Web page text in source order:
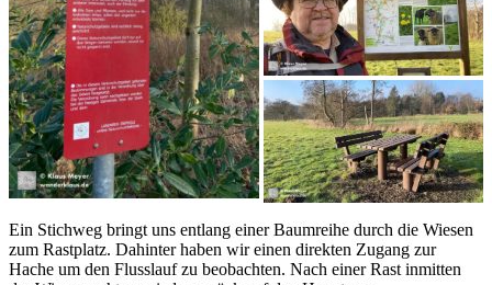
Ein Stichweg bringt uns entlang einer Baumreihe durch die Wiesen
zum Rastplatz. Dahinter haben wir einen direkten Zugang zur
Hache um den Flusslauf zu beobachten. Nach einer Rast inmitten